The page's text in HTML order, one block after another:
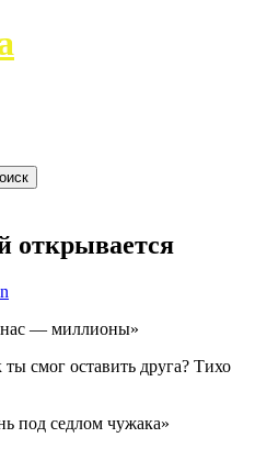
открывается
— миллионы»
смог оставить друга? Тихо
под седлом чужака»